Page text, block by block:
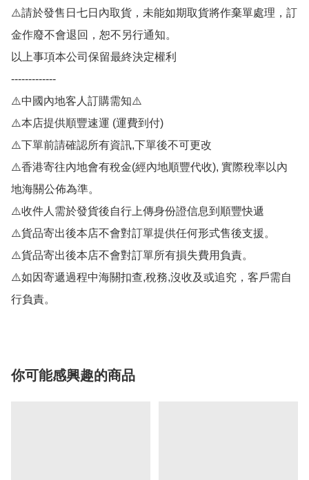
⚠️請於發售日七日內取貨，未能如期取貨將作棄單處理，訂
金作廢不會退回，恕不另行通知。
以上事項本公司保留最終決定權利
-------------
⚠️中國內地客人訂購需知⚠️
⚠️本店提供順豐速運 (運費到付)
⚠️下單前請確認所有資訊,下單後不可更改
⚠️香港寄往內地會有稅金(經內地順豐代收), 實際稅率以內
地海關公佈為準。
⚠️收件人需於發貨後自行上傳身份證信息到順豐快遞
⚠️貨品寄出後本店不會對訂單提供任何形式售後支援。
⚠️貨品寄出後本店不會對訂單所有損失費用負責。
⚠️如因寄遞過程中海關扣查,稅務,沒收及或追究，客戶需自
行負責。
你可能感興趣的商品